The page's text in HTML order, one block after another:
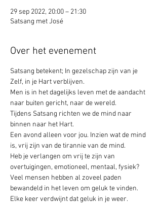
29 sep 2022, 20:00 – 21:30
Satsang met José
Over het evenement
Satsang betekent; In gezelschap zijn van je
Zelf, in je Hart verblijven.
Men is in het dagelijks leven met de aandacht
naar buiten gericht, naar de wereld.
Tijdens Satsang richten we de mind naar
binnen naar het Hart.
Een avond alleen voor jou. Inzien wat de mind
is, vrij zijn van de tirannie van de mind.
Heb je verlangen om vrij te zijn van
overtuigingen, emotioneel, mentaal, fysiek?
Veel mensen hebben al zoveel paden
bewandeld in het leven om geluk te vinden.
Elke keer verdwijnt dat geluk in je weer.